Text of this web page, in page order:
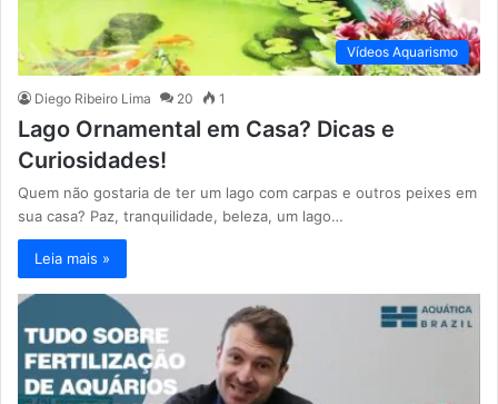
Vídeos Aquarismo
Diego Ribeiro Lima 20 1
Lago Ornamental em Casa? Dicas e
Curiosidades!
Quem não gostaria de ter um lago com carpas e outros peixes em
sua casa? Paz, tranquilidade, beleza, um lago…
Leia mais »